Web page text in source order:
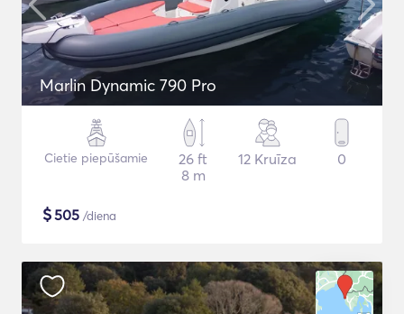
Marlin Dynamic 790 Pro
Cietie piepūšamie
26 ft
8 m
12 Kruīza 0
$505 /diena